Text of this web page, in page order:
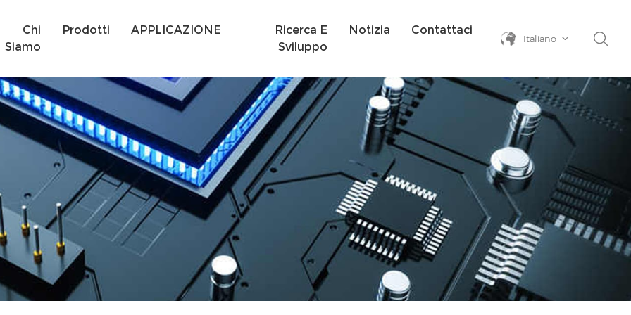
Chi
Siamo
Prodotti APPLICAZIONE
Ricerca E
Sviluppo
Notizia Contattaci
Italiano